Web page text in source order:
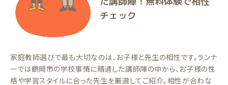
チェック
家庭教師選びで最も大切なのは、お子様と先生の相性です。ランナ
ーでは鶴岡市の学校事情に精通した講師陣の中から、お子様の性
格や学習スタイルに合った先生を厳選してご紹介。相性が合わな